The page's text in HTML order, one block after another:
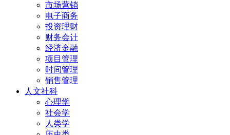
市场营销
电子商务
投资理财
财务会计
经济金融
项目管理
时间管理
销售管理
人文社科
心理学
社会学
人类学